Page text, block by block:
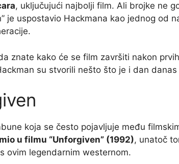
, uključujući najbolji film. Ali brojke ne
je uspostavio Hackmana kao jednog od
znate kako će se film završiti nakon
su stvorili nešto što je i dan
koja se često pojavljuje među
u filmu “Unforgiven” (1992), unatoč
ovim legendarnim westernom.